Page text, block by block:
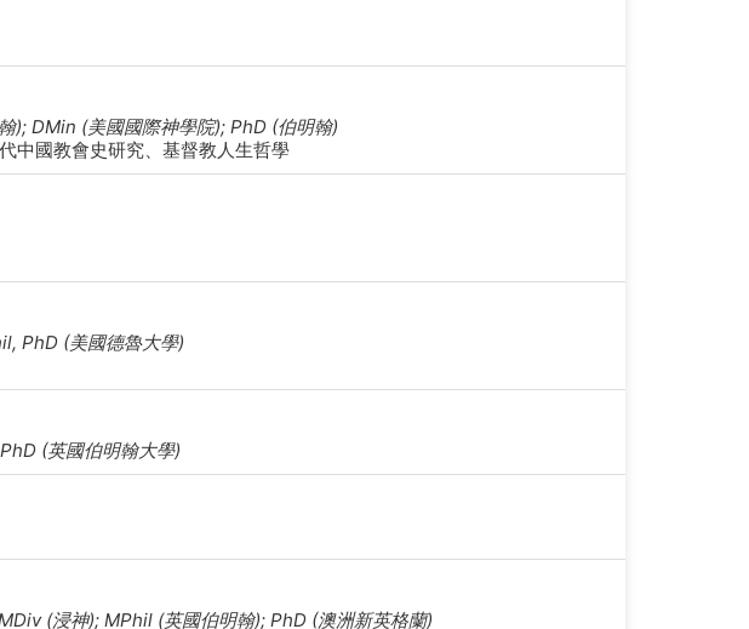
); DMin (美國國際神學院); PhD (伯明翰)
中國教會史研究、基督教人生哲學
PhD (美國德魯大學)
(英國伯明翰大學)
(浸神); MPhil (英國伯明翰); PhD (澳洲新英格蘭)